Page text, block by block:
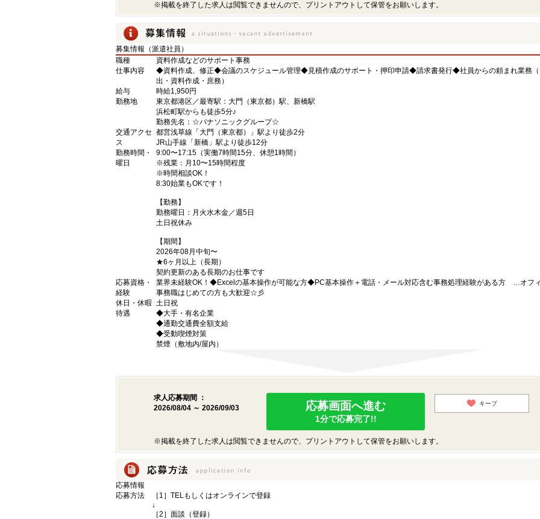
※掲載を終了した求人は閲覧できませんので、プリントアウトして保管をお願いします。
募集情報（派遣社員）
職種
資料作成などのサポート事務
仕事内容
◆資料作成、修正◆会議のスケジュール管理◆見積作成のサポート・押印申請◆請求書発行◆社員からの頼まれ業務
出・資料作成・庶務）
給与
時給1,950円
勤務地
東京都港区／最寄駅：大門（東京都）駅、新橋駅
浜松町駅からも徒歩5分♪
勤務先名：☆パナソニックグループ☆
交通アクセ
ス
都営浅草線「大門（東京都）」駅より徒歩2分
JR山手線「新橋」駅より徒歩12分
勤務時間・
曜日
9:00〜17:15（実働7時間15分、休憩1時間）
※残業：月10〜15時間程度
※時間相談OK！
8:30始業もOKです！
【勤務】
勤務曜日：月火水木金／週5日
土日祝休み
【期間】
2026年08月中旬〜
★6ヶ月以上（長期）
契約更新のある長期のお仕事です
応募資格・
経験
業界未経験OK！◆Excelの基本操作が可能な方◆PC基本操作＋電話・メール対応含む事務処理経験がある方 …オフ
事務職はじめての方も大歓迎☆彡
休日・休暇 土日祝
待遇
◆大手・有名企業
◆通勤交通費全額支給
◆受動喫煙対策
禁煙（敷地内/屋内）
求人応募期間 ：
2026/08/04 ～ 2026/09/03
応募画面へ進む
1分で応募完了!!
キープ
※掲載を終了した求人は閲覧できませんので、プリントアウトして保管をお願いします。
応募情報
応募方法
［1］TELもしくはオンラインで登録
↓
［2］面談（登録）